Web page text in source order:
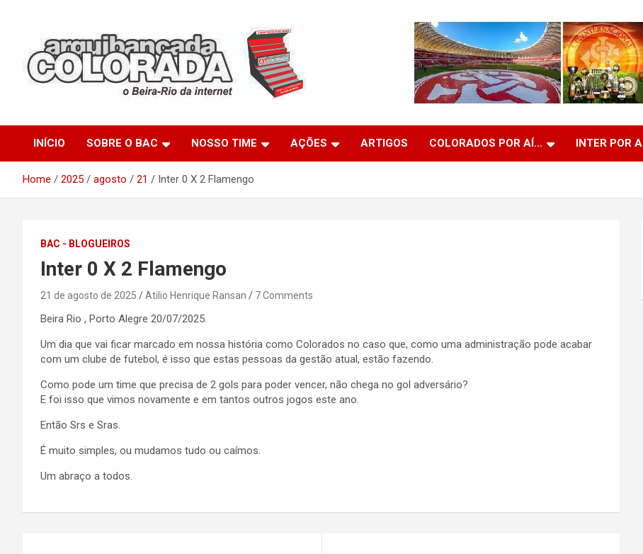
Arquibancada Colorada
INÍCIO SOBRE O BAC NOSSO TIME AÇÕES ARTIGOS COLORADOS POR AÍ… INTER POR
Home 2025 agosto 21 Inter 0 X 2 Flamengo
BAC - BLOGUEIROS
Inter 0 X 2 Flamengo
21 de agosto de 2025 Atilio Henrique Ransan 7 Comments
Beira Rio , Porto Alegre 20/07/2025.
Um dia que vai ficar marcado em nossa história como Colorados no caso que, como uma administração pode acabar
com um clube de futebol, é isso que estas pessoas da gestão atual, estão fazendo.
Como pode um time que precisa de 2 gols para poder vencer, não chega no gol adversário?
E foi isso que vimos novamente e em tantos outros jogos este ano.
Então Srs e Sras.
É muito simples, ou mudamos tudo ou caímos.
Um abraço a todos.